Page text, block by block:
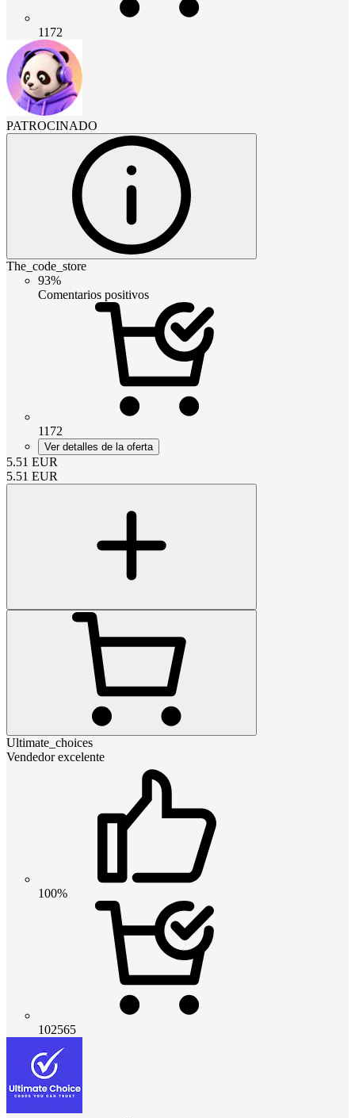
1172
PATROCINADO
The_code_store
93%
Comentarios positivos
1172
Ver detalles de la oferta
5.51 EUR
5.51 EUR
Ultimate_choices
Vendedor excelente
100%
102565